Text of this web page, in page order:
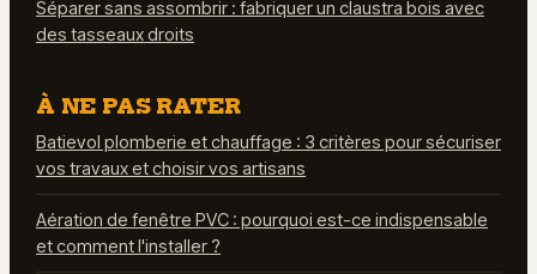
Séparer sans assombrir : fabriquer un claustra bois avec
des tasseaux droits
À NE PAS RATER
Batievol plomberie et chauffage : 3 critères pour sécuriser
vos travaux et choisir vos artisans
Aération de fenêtre PVC : pourquoi est-ce indispensable
et comment l'installer ?